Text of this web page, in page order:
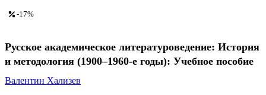
-17%
Русское академическое литературоведение: История
и методология (1900–1960-е годы): Учебное пособие
Валентин Хализев